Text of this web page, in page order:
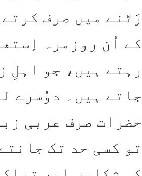
رَٹنے میں صرف
کے اُن روزمرہ
رہتے ہیں، جو اہلِ
جاتے ہیں۔ دوٗسرے
حضرات صرف عربی
تو کسی حد تک